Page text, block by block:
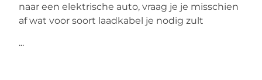
naar een elektrische auto, vraag je je misschien
af wat voor soort laadkabel je nodig zult
...